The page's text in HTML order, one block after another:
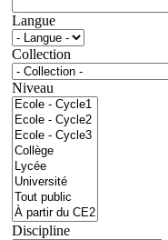
Langue
Collection
Niveau
Discipline